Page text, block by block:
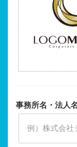
事務所名・法人名